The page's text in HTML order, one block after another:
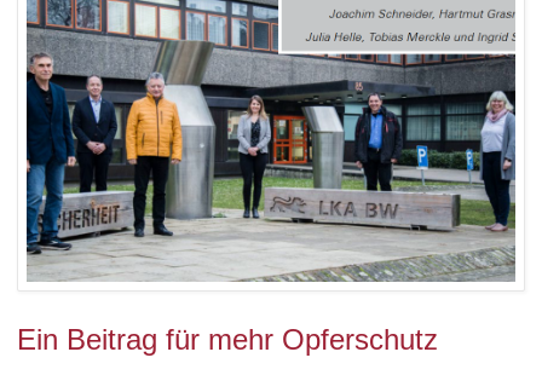
Ein Beitrag für mehr Opferschutz